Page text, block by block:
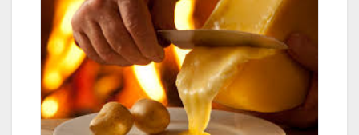
seguenti date: Mercoledì – Mittwoch, 11 marzo 2026
Mercoledì – Mittwoch, 15 aprile 2026 Mercoledì –
Mittwoch, 13. maggio 2026 Un cordiale arrivederci
all’incontro dell’Ouvroir Eveline DegliAbbati
(evelinedegliabbati@gmail.com)